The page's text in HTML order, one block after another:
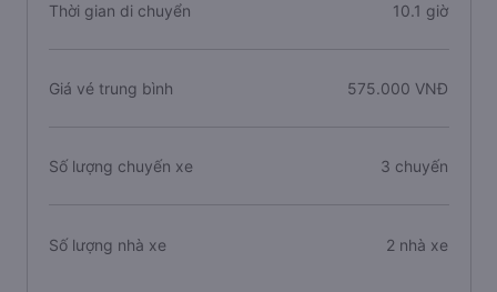
Thời gian di chuyển 10.1 giờ
Giá vé trung bình 575.000 VNĐ
Số lượng chuyến xe 3 chuyến
Số lượng nhà xe 2 nhà xe